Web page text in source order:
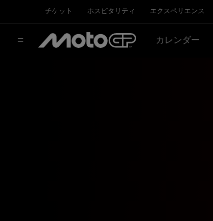
チケット ホスピタリティ エクスペリエンス
カレンダー